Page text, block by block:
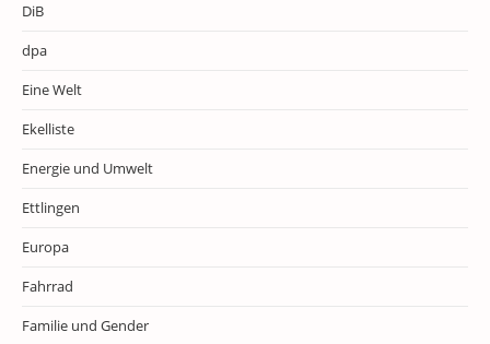
DiB
dpa
Eine Welt
Ekelliste
Energie und Umwelt
Ettlingen
Europa
Fahrrad
Familie und Gender